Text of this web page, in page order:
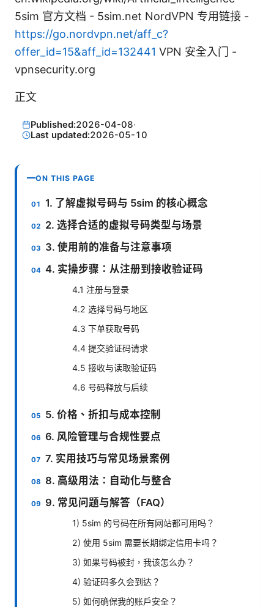
5sim 官方文档 - 5sim.net NordVPN 专用链接 -
https://go.nordvpn.net/aff_c?
offer_id=15&aff_id=132441 VPN 安全入门 -
vpnsecurity.org
正文
Published:2026-04-08·
Last updated:2026-05-10
ON THIS PAGE
1. 了解虚拟号码与 5sim 的核心概念
2. 选择合适的虚拟号码类型与场景
3. 使用前的准备与注意事项
4. 实操步骤：从注册到接收验证码
4.1 注册与登录
4.2 选择号码与地区
4.3 下单获取号码
4.4 提交验证码请求
4.5 接收与读取验证码
4.6 号码释放与后续
5. 价格、折扣与成本控制
6. 风险管理与合规性要点
7. 实用技巧与常见场景案例
8. 高级用法：自动化与整合
9. 常见问题与解答（FAQ）
1) 5sim 的号码在所有网站都可用吗？
2) 使用 5sim 需要长期绑定信用卡吗？
3) 如果号码被封，我该怎么办？
4) 验证码多久会到达？
5) 如何确保我的账户安全？